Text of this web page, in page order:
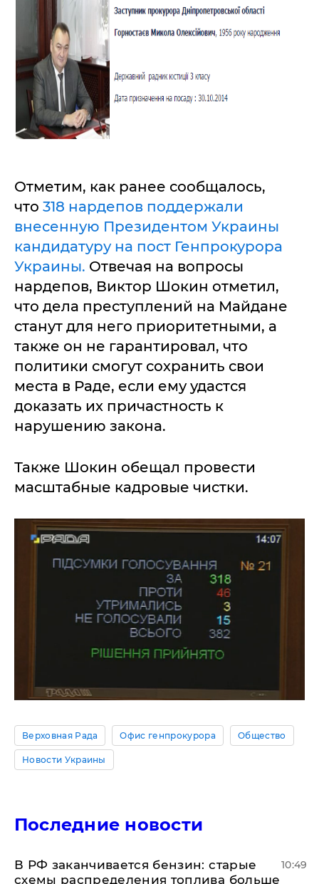
Отметим, как ранее сообщалось,
что 318 нардепов поддержали
внесенную Президентом Украины
кандидатуру на пост Генпрокурора
Украины. Отвечая на вопросы
нардепов, Виктор Шокин отметил,
что дела преступлений на Майдане
станут для него приоритетными, а
также он не гарантировал, что
политики смогут сохранить свои
места в Раде, если ему удастся
доказать их причастность к
нарушению закона.
Также Шокин обещал провести
масштабные кадровые чистки.
Верховная Рада Офис генпрокурора Общество
Новости Украины
Последние новости
​В РФ заканчивается бензин: старые
схемы распределения топлива больше
10:49